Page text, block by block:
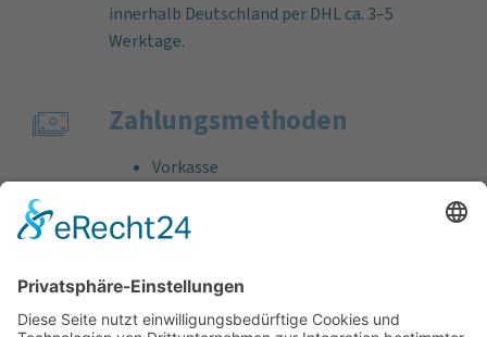
innerhalb Deutschland per DHL ca. 3–5
Werktage.
Zahlungs­methoden
Vorkasse
Bankeinzug
Kreditkarte (VISA & MasterCard)
Support